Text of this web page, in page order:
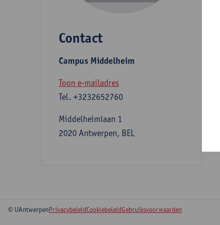
Contact
Campus Middelheim
Toon e-mailadres
Tel. +3232652760
Middelheimlaan 1
2020 Antwerpen, BEL
© UAntwerpenPrivacybeleidCookiebeleidGebruiksvoorwaarden